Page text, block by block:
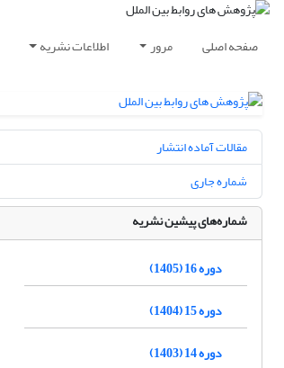
صفحه اصلی مرور اطلاعات نشریه
مقالات آماده انتشار
شماره جاری
شماره‌های پیشین نشریه
دوره 16 (1405)
دوره 15 (1404)
دوره 14 (1403)